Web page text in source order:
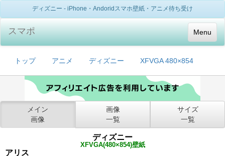
ディズニー - iPhone・Andoridスマホ壁紙・アニメ待ち受け
Menu
スマポ
トップ アニメ ディズニー XFVGA 480×854
メイン
画像
画像
一覧
サイズ
一覧
ディズニー
XFVGA(480×854)壁紙
アリス